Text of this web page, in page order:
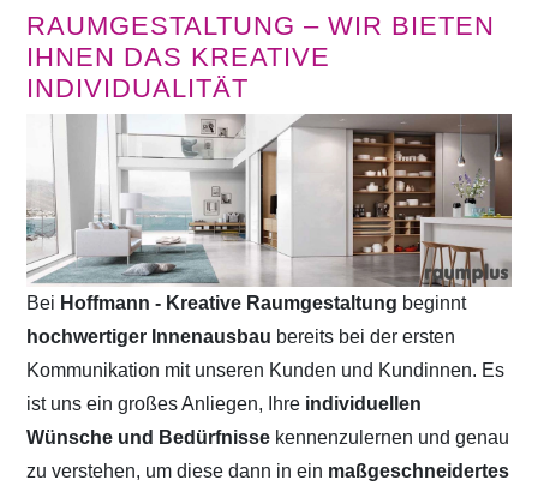
RAUMGESTALTUNG – WIR BIETEN
IHNEN DAS KREATIVE
INDIVIDUALITÄT
Bei Hoffmann - Kreative Raumgestaltung beginnt
hochwertiger Innenausbau bereits bei der ersten
Kommunikation mit unseren Kunden und Kundinnen. Es
ist uns ein großes Anliegen, Ihre individuellen
Wünsche und Bedürfnisse kennenzulernen und genau
zu verstehen, um diese dann in ein maßgeschneidertes